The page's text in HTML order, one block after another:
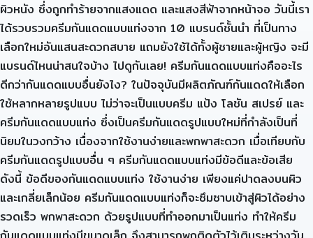
ผิวหนัง ซึ่งถูกทำร้ายจากแสงแดด และแสงสีฟ้าจากหน้าจอ วันนี้เรา
ได้รวบรวมครีมกันแดดแบบแท่งจาก 10 แบรนด์ชั้นนำ ที่เป็นทาง
เลือกใหม่อันแสนสะดวกสบาย แถมยังใช้ได้ทั้งผู้ชายและผู้หญิง จะมี
แบรนด์ไหนน่าสนใจบ้าง ไปดูกันเลย! ครีมกันแดดแบบแท่งคืออะไร
ดีกว่ากันแดดแบบอื่นยังไง? ในปัจจุบันมีผลิตภัณฑ์กันแดดให้เลือก
ใช้หลากหลายรูปแบบ ไม่ว่าจะเป็นแบบครีม แป้ง โลชัน สเปรย์ และ
ครีมกันแดดแบบแท่ง ซึ่งเป็นครีมกันแดดรูปแบบใหม่ที่กำลังเป็นที่
นิยมในวงกว้าง เนื่องจากใช้งานง่ายและพกพาสะดวก เมื่อเทียบกับ
ครีมกันแดดรูปแบบอื่น ๆ ครีมกันแดดแบบแท่งมีข้อดีและข้อเสีย
ดังนี้ ข้อดีของกันแดดแบบแท่ง ใช้งานง่าย เพียงแค่ปาดลงบนผิว
และเกลี่ยเล็กน้อย ครีมกันแดดแบบแท่งก็จะซึมซาบเข้าสู่ผิวได้อย่าง
รวดเร็ว พกพาสะดวก ด้วยรูปแบบที่ทำออกมาเป็นแท่ง ทำให้ครีม